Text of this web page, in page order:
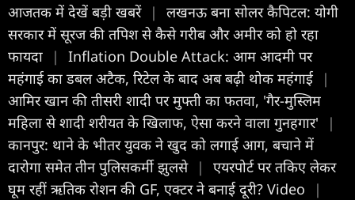
आजतक में देखें बड़ी खबरें |
लखनऊ बना सोलर कैपिटल: योगी
सरकार में सूरज की तपिश से कैसे गरीब और अमीर को हो रहा
फायदा
|
Inflation Double Attack: आम आदमी पर
महंगाई का डबल अटैक, रिटेल के बाद अब बढ़ी थोक महंगाई
|
आमिर खान की तीसरी शादी पर मुफ्ती का फतवा, 'गैर-मुस्लिम
महिला से शादी शरीयत के खिलाफ, ऐसा करने वाला गुनहगार'
|
कानपुर: थाने के भीतर युवक ने खुद को लगाई आग, बचाने में
दारोगा समेत तीन पुलिसकर्मी झुलसे |
एयरपोर्ट पर तकिए लेकर
घूम रहीं ऋतिक रोशन की GF, एक्टर ने बनाई दूरी? Video
|